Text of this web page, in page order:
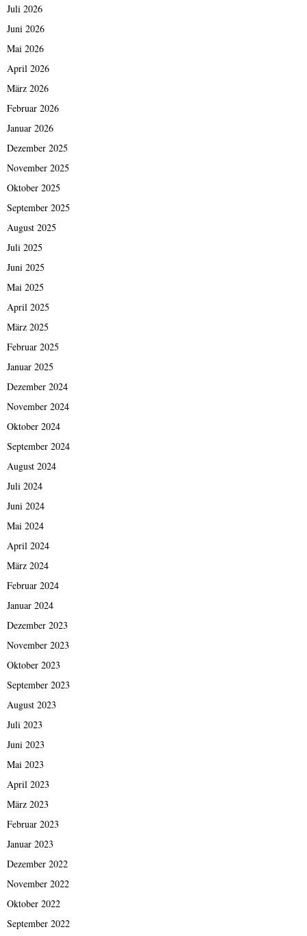
Juli 2026
Juni 2026
Mai 2026
April 2026
März 2026
Februar 2026
Januar 2026
Dezember 2025
November 2025
Oktober 2025
September 2025
August 2025
Juli 2025
Juni 2025
Mai 2025
April 2025
März 2025
Februar 2025
Januar 2025
Dezember 2024
November 2024
Oktober 2024
September 2024
August 2024
Juli 2024
Juni 2024
Mai 2024
April 2024
März 2024
Februar 2024
Januar 2024
Dezember 2023
November 2023
Oktober 2023
September 2023
August 2023
Juli 2023
Juni 2023
Mai 2023
April 2023
März 2023
Februar 2023
Januar 2023
Dezember 2022
November 2022
Oktober 2022
September 2022